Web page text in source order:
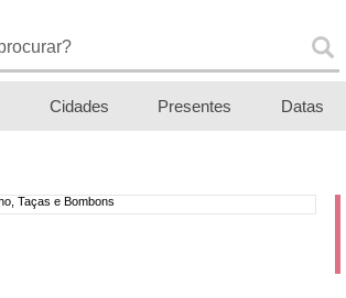
Cidades Presentes Datas